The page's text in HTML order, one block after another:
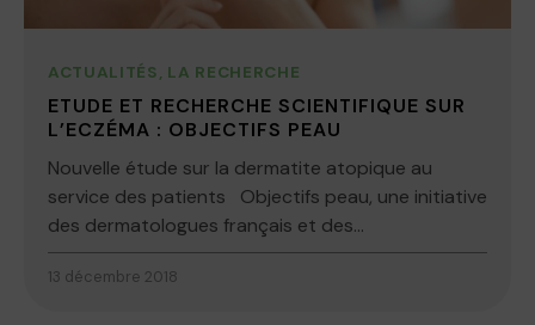
ACTUALITÉS, LA RECHERCHE
ETUDE ET RECHERCHE SCIENTIFIQUE SUR
L’ECZÉMA : OBJECTIFS PEAU
Nouvelle étude sur la dermatite atopique au
service des patients Objectifs peau, une initiative
des dermatologues français et des...
13 décembre 2018